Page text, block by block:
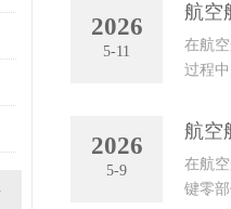
2026
5-11
航空
在航
过程
2026
5-9
航空
在航
键零